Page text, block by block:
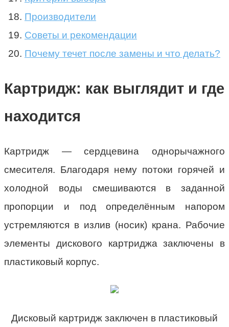
Производители
Советы и рекомендации
Почему течет после замены и что делать?
Картридж: как выглядит и где
находится
Картридж — сердцевина однорычажного
смесителя. Благодаря нему потоки горячей и
холодной воды смешиваются в заданной
пропорции и под определённым напором
устремляются в излив (носик) крана. Рабочие
элементы дискового картриджа заключены в
пластиковый корпус.
Дисковый картридж заключен в пластиковый